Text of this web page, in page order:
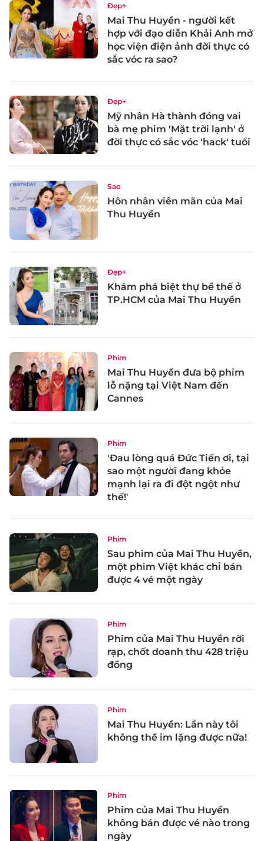
Đẹp+
Mai Thu Huyền - người kết
hợp với đạo diễn Khải Anh mở
học viện điện ảnh đời thực có
sắc vóc ra sao?
Đẹp+
Mỹ nhân Hà thành đóng vai
bà mẹ phim 'Mặt trời lạnh' ở
đời thực có sắc vóc 'hack' tuổi
Sao
Hôn nhân viên mãn của Mai
Thu Huyền
Đẹp+
Khám phá biệt thự bề thế ở
TP.HCM của Mai Thu Huyền
Phim
Mai Thu Huyền đưa bộ phim
lỗ nặng tại Việt Nam đến
Cannes
Phim
'Đau lòng quá Đức Tiến ơi, tại
sao một người đang khỏe
mạnh lại ra đi đột ngột như
thế!'
Phim
Sau phim của Mai Thu Huyền,
một phim Việt khác chỉ bán
được 4 vé một ngày
Phim
Phim của Mai Thu Huyền rời
rạp, chốt doanh thu 428 triệu
đồng
Phim
Mai Thu Huyền: Lần này tôi
không thể im lặng được nữa!
Phim
Phim của Mai Thu Huyền
không bán được vé nào trong
ngày